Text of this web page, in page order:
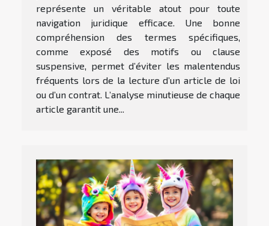
représente un véritable atout pour toute
navigation juridique efficace. Une bonne
compréhension des termes spécifiques,
comme exposé des motifs ou clause
suspensive, permet d’éviter les malentendus
fréquents lors de la lecture d’un article de loi
ou d’un contrat. L’analyse minutieuse de chaque
article garantit une...